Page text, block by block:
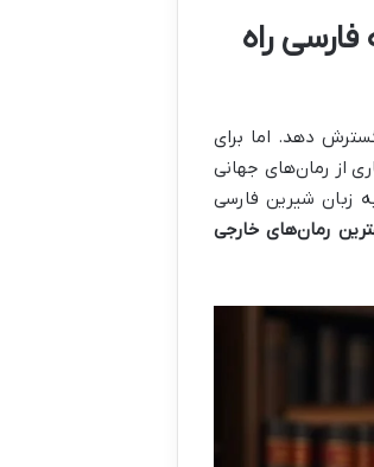
راه
دهد. اما برای
از رمان‌های جهانی
زبان شیرین فارسی
رمان‌های خارجی